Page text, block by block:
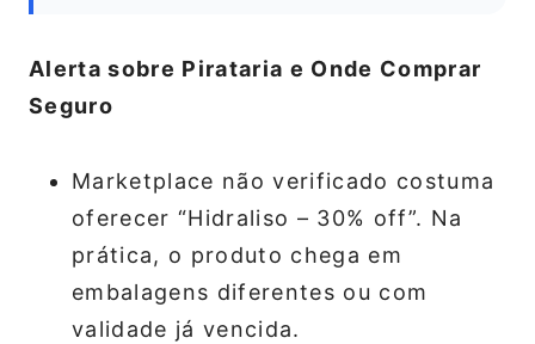
Alerta sobre Pirataria e Onde Comprar
Seguro
Marketplace não verificado costuma
oferecer “Hidraliso – 30% off”. Na
prática, o produto chega em
embalagens diferentes ou com
validade já vencida.